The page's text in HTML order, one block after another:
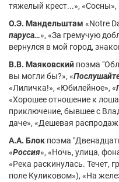
тяжелый крест...»,
О.Э. Мандельштам «Notre
паруса…», «За гремучую
вернулся в мой город,
В.В. Маяковский поэма
вы могли бы?», «
«Лиличка!», «Юбилейное», «
«Хорошее отношение к
приключение, бывшее с
даче», «Дешевая
А.А. Блок поэма
«Россия», «Ночь, улица,
«Река раскинулась. Течет,
поле Куликовом»), «На